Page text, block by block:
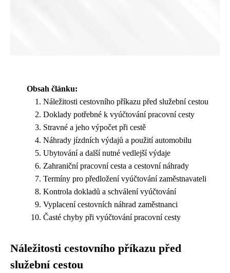
Obsah článku:
Náležitosti cestovního příkazu před služební cestou
Doklady potřebné k vyúčtování pracovní cesty
Stravné a jeho výpočet při cestě
Náhrady jízdních výdajů a použití automobilu
Ubytování a další nutné vedlejší výdaje
Zahraniční pracovní cesta a cestovní náhrady
Termíny pro předložení vyúčtování zaměstnavateli
Kontrola dokladů a schválení vyúčtování
Vyplacení cestovních náhrad zaměstnanci
Časté chyby při vyúčtování pracovní cesty
Náležitosti cestovního příkazu před
služební cestou